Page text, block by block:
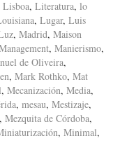
Lisboa, Literatura, lo
, Lugar, Luis
, Madrid, Maison
, Manierismo,
de Oliveira,
, Mark Rothko, Mat
, Mecanización, Media,
, mesau, Mestizaje,
, Mezquita de Córdoba,
, Minimal,